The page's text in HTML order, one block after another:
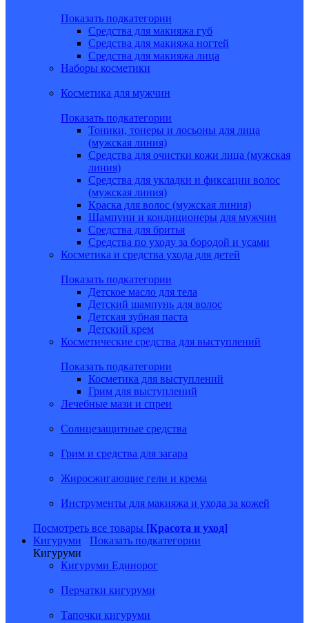
Показать подкатегории
Средства для макияжа губ
Средства для макияжа ногтей
Средства для макияжа лица
Наборы косметики
Косметика для мужчин
Показать подкатегории
Тоники, тонеры и лосьоны для лица
(мужская линия)
Средства для очистки кожи лица (мужская
линия)
Средства для укладки и фиксации волос
(мужская линия)
Краска для волос (мужская линия)
Шампуни и кондиционеры для мужчин
Средства для бритья
Средства по уходу за бородой и усами
Косметика и средства ухода для детей
Показать подкатегории
Детское масло для тела
Детский шампунь для волос
Детская зубная паста
Детский крем
Косметические средства для выступлений
Показать подкатегории
Косметика для выступлений
Грим для выступлений
Лечебные мази и спреи
Солнцезащитные средства
Грим и средства для загара
Жиросжигающие гели и крема
Инструменты для макияжа и ухода за кожей
Посмотреть все товары [Красота и уход]
Кигуруми
Показать подкатегории
Кигуруми
Кигуруми Единорог
Перчатки кигуруми
Тапочки кигуруми